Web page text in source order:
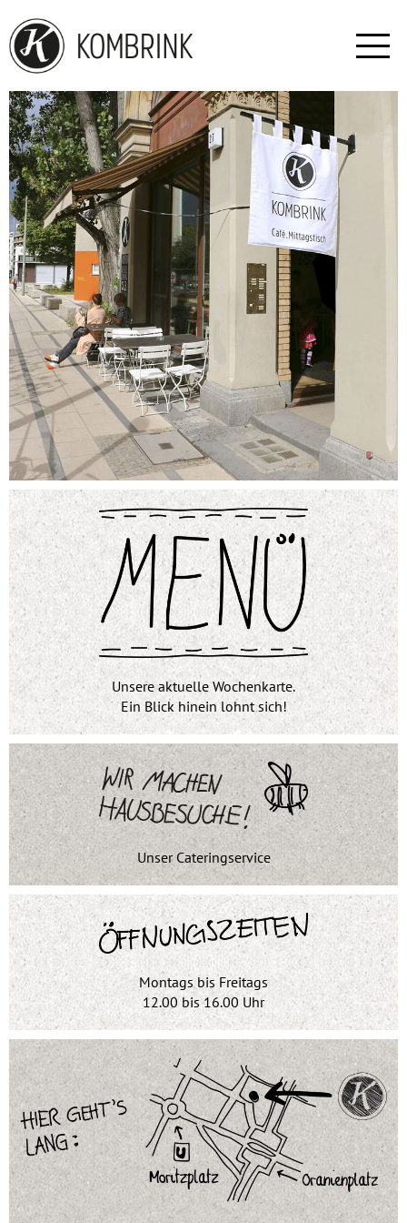
HOME
WOCHENKARTE
ÜBER UNS
GALERIE
KONTAKT
Unsere aktuelle Wochenkarte.
Ein Blick hinein lohnt sich!
Unser Cateringservice
Montags bis Freitags
12.00 bis 16.00 Uhr